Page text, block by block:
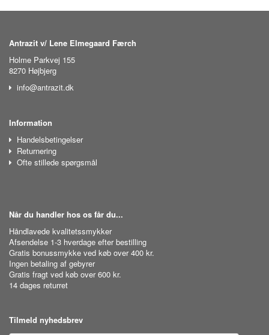
Antrazit v/ Lene Elmegaard Færch
Holme Parkvej 155
8270 Højbjerg
info@antrazit.dk
Information
Handelsbetingelser
Returnering
Ofte stillede spørgsmål
Når du handler hos os får du...
Håndlavede kvalitetssmykker
Afsendelse 1-3 hverdage efter bestilling
Gratis bonussmykke ved køb over 400 kr.
Ingen betaling af gebyrer
Gratis fragt ved køb over 600 kr.
14 dages returret
Tilmeld nyhedsbrev